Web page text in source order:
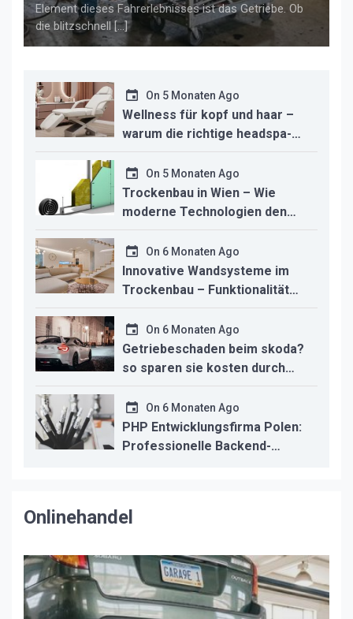
Element dieses Fahrerlebnisses ist das Getriebe. Ob
die blitzschnell […]
On 5 Monaten Ago
Wellness für kopf und haar –
warum die richtige headspa-
liege den unterschied für ihr
studio macht
On 5 Monaten Ago
Trockenbau in Wien – Wie
moderne Technologien den
Innenausbau revolutionieren
On 6 Monaten Ago
Innovative Wandsysteme im
Trockenbau – Funktionalität
trifft modernes Design
On 6 Monaten Ago
Getriebeschaden beim skoda?
so sparen sie kosten durch
professionelle instandsetzung
On 6 Monaten Ago
PHP Entwicklungsfirma Polen:
Professionelle Backend-
Onlinehandel